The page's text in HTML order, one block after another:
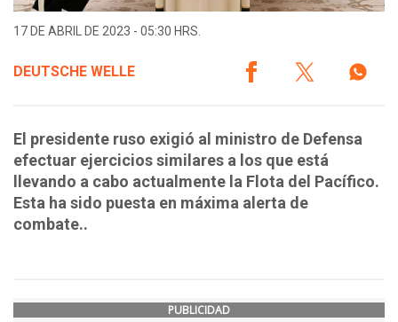
17 DE ABRIL DE 2023 - 05:30 HRS.
DEUTSCHE WELLE
El presidente ruso exigió al ministro de Defensa
efectuar ejercicios similares a los que está
llevando a cabo actualmente la Flota del Pacífico.
Esta ha sido puesta en máxima alerta de
combate..
PUBLICIDAD